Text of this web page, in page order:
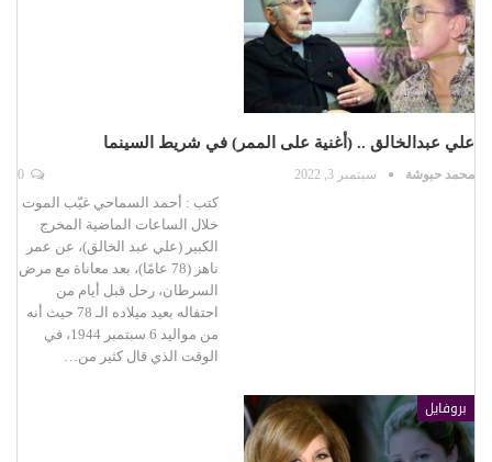
علي عبدالخالق .. (أغنية على الممر) في شريط السينما
محمد حبوشة سبتمبر 3, 2022
كتب : أحمد السماحي غيّب الموت
خلال الساعات الماضية المخرج
الكبير (علي عبد الخالق)، عن عمر
ناهز (78 عامًا)، بعد معاناة مع مرض
السرطان، رحل قبل أيام من
احتفاله بعيد ميلاده الـ 78 حيث أنه
من مواليد 6 سبتمبر 1944، في
الوقت الذي قال كثير من…
بروفايل